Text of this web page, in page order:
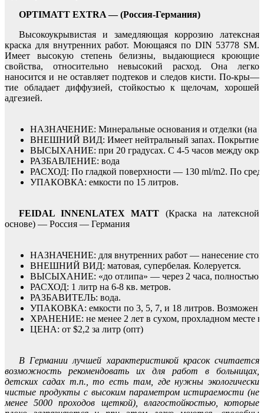
OPTIMATT EXTRA — (Россия-Германия)
Высокоукрывистая и замедляющая коррозию латексная
краска для внутренних работ. Моющаяся по DIN 53778 SM.
Имеет высокую степень белизны, выдающиеся кроющие
свойства, относительно невысокий расход. Она легко
наносится и не оставляет подтеков и следов кисти. По-кры—
тие обладает диффузией, стойкостью к щелочам, хорошей
адгезией.
НАЗНАЧЕНИЕ: Минеральные основания и отделки (на
ВНЕШНИЙ ВИД: Имеет нейтральный запах. Покрытие
ВЫСЫХАНИЕ: при 20 градусах. С 4-5 часов между
РАЗБАВЛЕНИЕ: вода
РАСХОД: По гладкой поверхности — 130 ml/m2. По
УПАКОВКА: емкости по 15 литров.
FEIDAL INNENLATEX MATT (Краска на латексной
основе) — Россия — Германия
НАЗНАЧЕНИЕ: для внутренних работ — нанесение
ВНЕШНИЙ ВИД: матовая, супербелая. Колеруется.
ВЫСЫХАНИЕ: «до отлипа» — через 2 часа, полностью
РАСХОД: 1 литр на 6-8 кв. метров.
РАЗБАВИТЕЛЬ: вода.
УПАКОВКА: емкости по 3, 5, 7, и 18 литров. Возможен
ХРАНЕНИЕ: не менее 2 лет в сухом, прохладном месте в
ЦЕНА: от $2,2 за литр (опт)
В Германии лучшей характеристикой красок считается
возможность рекомендовать их для работ в больницах,
детских садах т.п., то есть там, где нужны экологически
чистые продукты с высоким параметром истираемости (не
менее 5000 проходов щеткой), влагостойкостью, которые